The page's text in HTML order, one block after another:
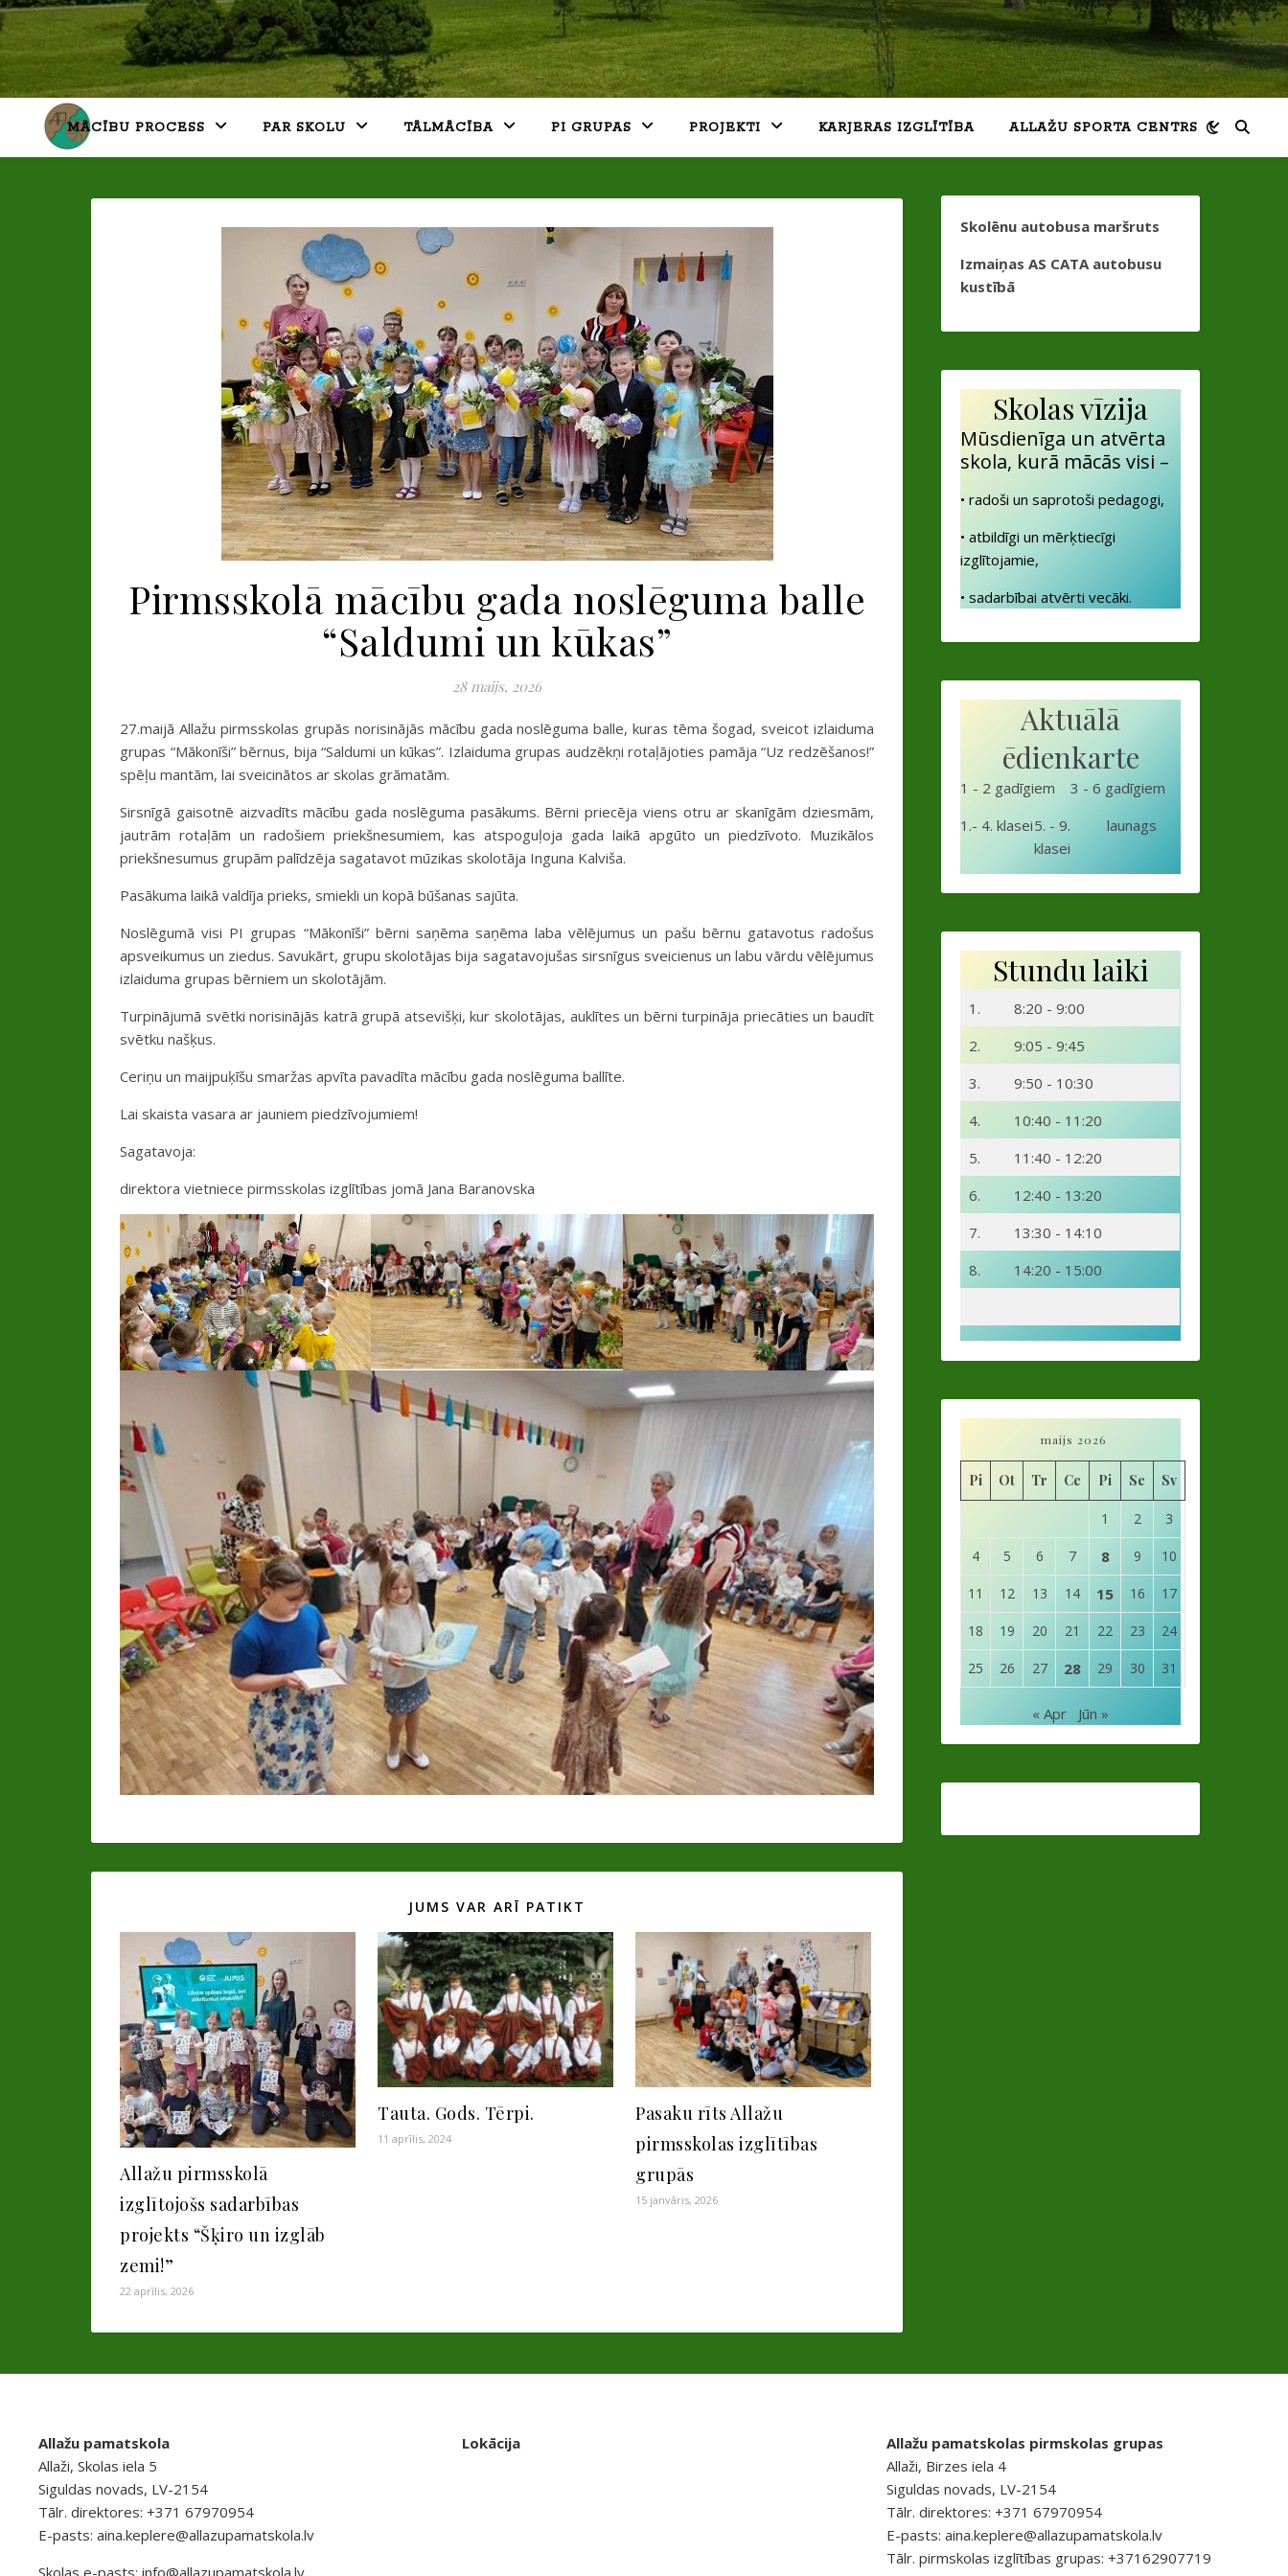
MĀCĪBU PROCESS PAR SKOLU TĀLMĀCĪBA PI GRUPAS PROJEKTI KARJERAS IZGLĪTĪBA ALLAŽU SPORTA CENTRS
Pirmsskolā mācību gada noslēguma balle
“Saldumi un kūkas”
28 maijs, 2026
27.maijā Allažu pirmsskolas grupās norisinājās mācību gada noslēguma balle, kuras tēma šogad, sveicot izlaiduma
grupas “Mākonīši” bērnus, bija “Saldumi un kūkas”. Izlaiduma grupas audzēkņi rotaļājoties pamāja “Uz redzēšanos!”
spēļu mantām, lai sveicinātos ar skolas grāmatām.
Sirsnīgā gaisotnē aizvadīts mācību gada noslēguma pasākums. Bērni priecēja viens otru ar skanīgām dziesmām,
jautrām rotaļām un radošiem priekšnesumiem, kas atspoguļoja gada laikā apgūto un piedzīvoto. Muzikālos
priekšnesumus grupām palīdzēja sagatavot mūzikas skolotāja Inguna Kalviša.
Pasākuma laikā valdīja prieks, smiekli un kopā būšanas sajūta.
Noslēgumā visi PI grupas “Mākonīši” bērni saņēma saņēma laba vēlējumus un pašu bērnu gatavotus radošus
apsveikumus un ziedus. Savukārt, grupu skolotājas bija sagatavojušas sirsnīgus sveicienus un labu vārdu vēlējumus
izlaiduma grupas bērniem un skolotājām.
Turpinājumā svētki norisinājās katrā grupā atsevišķi, kur skolotājas, auklītes un bērni turpināja priecāties un baudīt
svētku našķus.
Ceriņu un maijpuķīšu smaržas apvīta pavadīta mācību gada noslēguma ballīte.
Lai skaista vasara ar jauniem piedzīvojumiem!
Sagatavoja:
direktora vietniece pirmsskolas izglītības jomā Jana Baranovska
JUMS VAR ARĪ PATIKT
Allažu pirmsskolā
izglītojošs sadarbības
projekts “Šķiro un izglāb
zemi!”
22 aprīlis, 2026
Tauta. Gods. Tērpi.
11 aprīlis, 2024
Pasaku rīts Allažu
pirmsskolas izglītības
grupās
15 janvāris, 2026
Skolēnu autobusa maršruts
Izmaiņas AS CATA autobusu
kustībā
Skolas vīzija
Mūsdienīga un atvērta
skola, kurā mācās visi –
• radoši un saprotoši pedagogi,
• atbildīgi un mērķtiecīgi
izglītojamie,
• sadarbībai atvērti vecāki.
Aktuālā
ēdienkarte
1 - 2 gadīgiem
3 - 6 gadīgiem
1.- 4. klasei5. - 9.
klasei
launags
Stundu laiki
1.
8:20 - 9:00
2.
9:05 - 9:45
3.
9:50 - 10:30
4.
10:40 - 11:20
5.
11:40 - 12:20
6.
12:40 - 13:20
7.
13:30 - 14:10
8.
14:20 - 15:00
maijs 2026
Pi Ot Tr Ce Pi Se Sv
1 2 3
4 5 6 7 8 9 10
11 12 13 14 15 16 17
18 19 20 21 22 23 24
25 26 27 28 29 30 31
« Apr Jūn »
Allažu pamatskola
Allaži, Skolas iela 5
Siguldas novads, LV-2154
Tālr. direktores: +371 67970954
E-pasts: aina.keplere@allazupamatskola.lv
Lokācija
Allažu pamatskolas pirmskolas grupas
Allaži, Birzes iela 4
Siguldas novads, LV-2154
Tālr. direktores: +371 67970954
E-pasts: aina.keplere@allazupamatskola.lv
Tālr. pirmskolas izglītības grupas: +37162907719